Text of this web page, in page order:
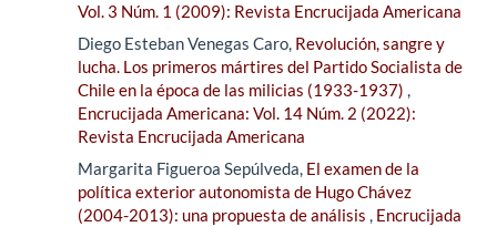
Vol. 3 Núm. 1 (2009): Revista Encrucijada Americana
Diego Esteban Venegas Caro, Revolución, sangre y
lucha. Los primeros mártires del Partido Socialista de
Chile en la época de las milicias (1933-1937) ,
Encrucijada Americana: Vol. 14 Núm. 2 (2022):
Revista Encrucijada Americana
Margarita Figueroa Sepúlveda, El examen de la
política exterior autonomista de Hugo Chávez
(2004-2013): una propuesta de análisis , Encrucijada